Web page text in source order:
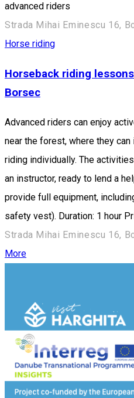
advanced riders
Strada Mihai Eminescu 16,
Horse riding
Horseback riding
Borsec
Advanced riders can enjoy
near the forest, where they
riding individually. The
an instructor, ready to lend a
provide full equipment,
safety vest). Duration: 1 hour
Strada Mihai Eminescu 16,
More